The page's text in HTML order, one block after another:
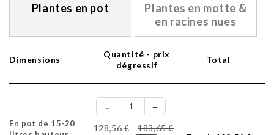
Plantes en pot
Plantes en motte &
en racines nues
Dimensions
Quantité - prix
dégressif
Total
En pot de 15-20
128,56 €
183,65 €